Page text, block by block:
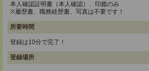
本人確認証明書（本人確認）、印鑑のみ
※履歴書、職務経歴書、写真は不要です！
所要時間
登録は10分で完了！
登録場所